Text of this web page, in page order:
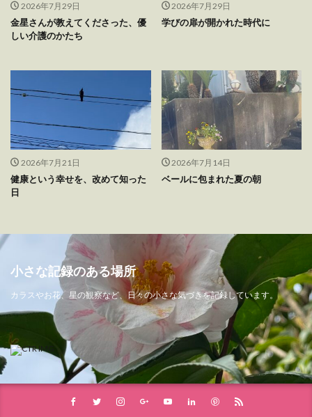
2026年7月29日
金星さんが教えてくださった、優
しい介護のかたち
2026年7月29日
学びの扉が開かれた時代に
2026年7月21日
健康という幸せを、改めて知った
日
2026年7月14日
ベールに包まれた夏の朝
小さな記録のある場所
カラスやお花、星の観察など、日々の小さな気づきを記録しています。